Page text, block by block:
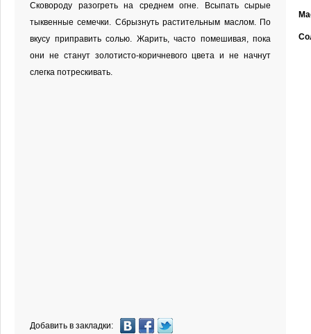
Сковороду разогреть на среднем огне. Всыпать сырые
тыквенные семечки. Сбрызнуть растительным маслом. По
вкусу приправить солью. Жарить, часто помешивая, пока
они не станут золотисто-коричневого цвета и не начнут
слегка потрескивать.
Добавить в закладки: